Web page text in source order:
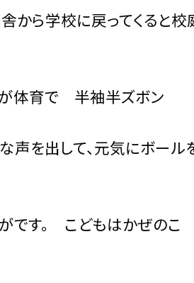
から学校に戻ってくると校
体育で 半袖半ズボン すご
を出して、元気にボール
す。 こどもはかぜのこ